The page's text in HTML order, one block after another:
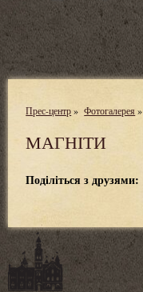
Прес-центр » Фотогалерея »
МАГНІТИ
Поділіться з друзями: